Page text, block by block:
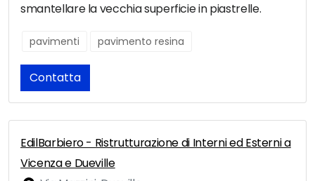
smantellare la vecchia superficie in piastrelle.
pavimenti pavimento resina
Contatta
EdilBarbiero - Ristrutturazione di Interni ed Esterni a
Vicenza e Dueville